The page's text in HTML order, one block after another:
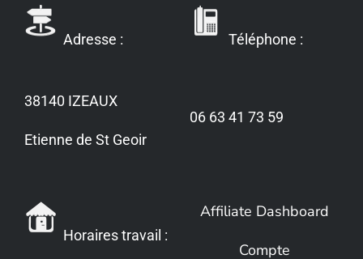
Adresse :
38140 IZEAUX
Etienne de St Geoir
Téléphone :
06 63 41 73 59
Horaires travail :
Affiliate Dashboard
Compte